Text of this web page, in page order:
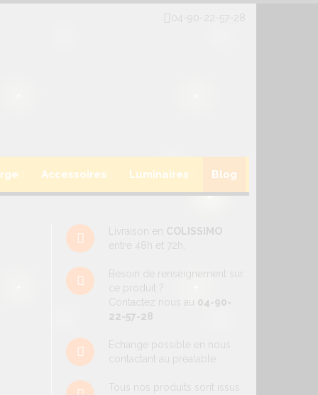
04-90-22-57-28
Accessoires Luminaires Blog
Livraison en COLISSIMO
entre 48h et 72h.
Besoin de renseignement sur
ce produit ?
Contactez nous au 04-90-
22-57-28
Echange possible en nous
contactant au préalable.
Tous nos produits sont issus